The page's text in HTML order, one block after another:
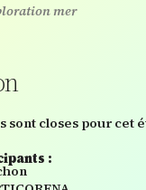
mer
sont closes pour cet
: